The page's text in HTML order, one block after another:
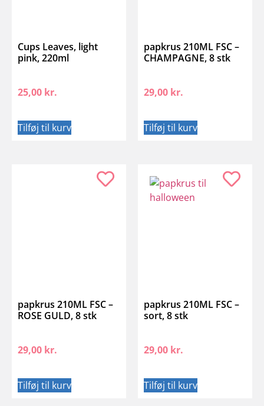
Cups Leaves, light
pink, 220ml
25,00 kr.
Tilføj til kurv
papkrus 210ML FSC –
CHAMPAGNE, 8 stk
29,00 kr.
Tilføj til kurv
papkrus 210ML FSC –
ROSE GULD, 8 stk
29,00 kr.
Tilføj til kurv
papkrus 210ML FSC –
sort, 8 stk
29,00 kr.
Tilføj til kurv